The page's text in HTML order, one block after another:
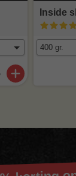
Inside